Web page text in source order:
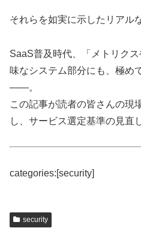
それらを如実に示したリアル
SaaS普及時代、「メトリク
味なシステム部分にも、極め
——。
この記事が読者の皆さんの現
し、サービス選定基準の見直
categories:[security]
security